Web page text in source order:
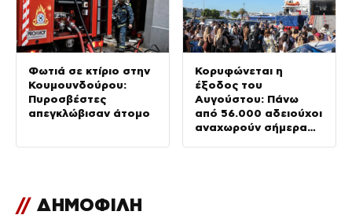
Φωτιά σε κτίριο στην
Κουμουνδούρου:
Πυροσβέστες
απεγκλώβισαν άτομο
Κορυφώνεται η
έξοδος του
Αυγούστου: Πάνω
από 56.000 αδειούχοι
αναχωρούν σήμερα
// ΔΗΜΟΦΙΛΗ